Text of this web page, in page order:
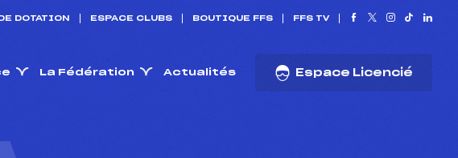
DOTATION ESPACE CLUBS BOUTIQUE FFS FFS TV
La Fédération Actualités Espace Licencié